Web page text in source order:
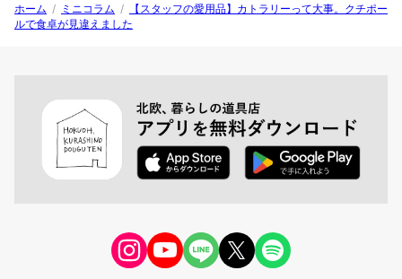
ホーム / ミニコラム /
【スタッフの愛用品】カトラリーって大事。クチポー
ルで食卓が見違えました